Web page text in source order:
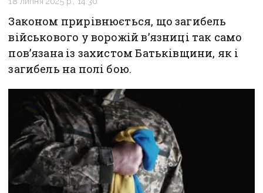
Законом прирівнюється, що загибель
військового у ворожій в’язниці так само
пов’язана із захистом Батьківщини, як і
загибель на полі бою.